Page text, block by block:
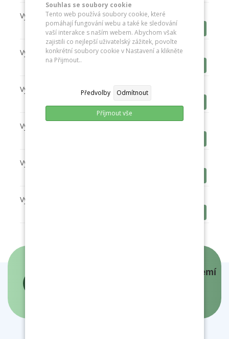
Souhlas se soubory cookie
Tento web používá soubory cookie, které
pomáhají fungování webu a také ke sledování
vaší interakce s naším webem. Abychom však
zajistili co nejlepší uživatelský zážitek, povolte
konkrétní soubory cookie v Nastavení a klikněte
na Přijmout..
Předvolby Odmítnout
Příjmout vše
Výroční zpráva 2020-2021
Stáhnout
Výroční zpráva - poskytování informací
Výroční zpráva 2021-2022
Výroční zpráva - poskytování informací 2021-2022
Výroční zpráva 2022-2023
Výroční zpráva 2024-25
Panovníci a prezidenti českých zemí